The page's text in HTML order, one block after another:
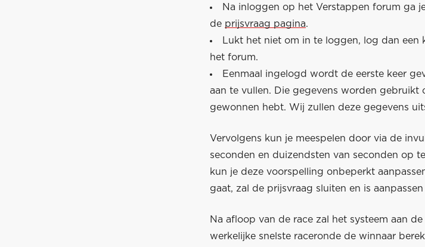
Na inloggen op het Verstappen forum ga
de prijsvraag pagina.
Lukt het niet om in te loggen, log dan een
het forum.
Eenmaal ingelogd wordt de eerste keer
aan te vullen. Die gegevens worden
gewonnen hebt. Wij zullen deze gegevens
Vervolgens kun je meespelen door via de
seconden en duizendsten van seconden op
kun je deze voorspelling onbeperkt
gaat, zal de prijsvraag sluiten en is
Na afloop van de race zal het systeem aan
werkelijke snelste raceronde de winnaar